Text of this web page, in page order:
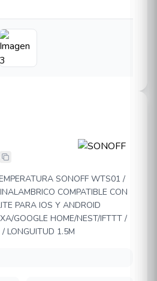
SONOFF WTS01 /
COMPATIBLE CON
PARA IOS Y ANDROID
GOOGLE HOME/NEST/IFTTT /
/ LONGUITUD 1.5M